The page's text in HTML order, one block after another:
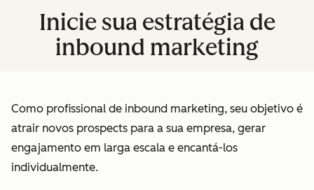
Inicie sua estratégia de
inbound marketing
Como profissional de inbound marketing, seu objetivo é
atrair novos prospects para a sua empresa, gerar
engajamento em larga escala e encantá-los
individualmente.